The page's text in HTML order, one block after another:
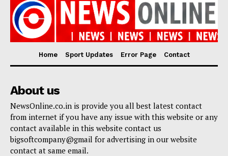
Home Sport Updates Error Page Contact
About us
NewsOnline.co.in is provide you all best latest contact
from internet if you have any issue with this website or any
contact available in this website contact us
bigsoftcompany@gmail for advertising in our website
contact at same email.